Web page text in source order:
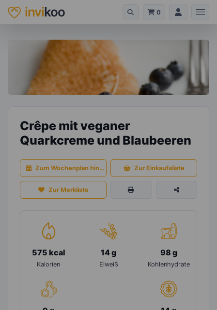
invikoo 0
Crêpe mit veganer
Quarkcreme und Blaubeeren
Zum Wochenplan hinzufügen Zur Einkaufsliste
Zur Merkliste
575 kcal
Kalorien
14 g
Eiweiß
98 g
Kohlenhydrate